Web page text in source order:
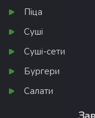
Піца
Суші
Суші-сети
Бургери
Салати